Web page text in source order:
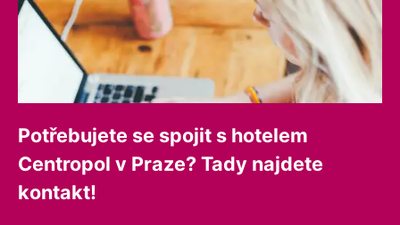
Potřebujete se spojit s hotelem
Centropol v Praze? Tady najdete
kontakt!